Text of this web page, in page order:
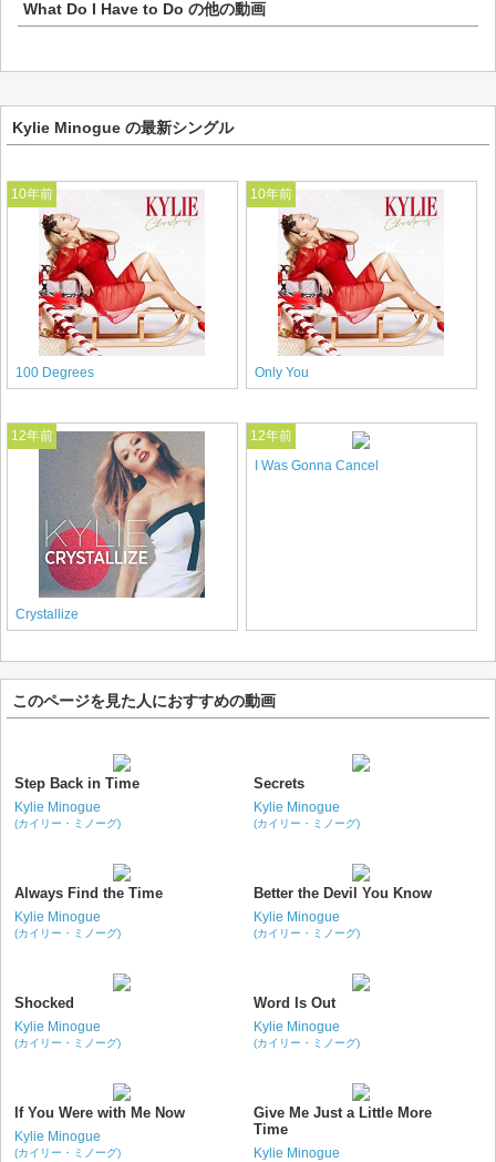
What Do I Have to Do の他の動画
Kylie Minogue の最新シングル
10年前
100 Degrees
10年前
Only You
12年前
Crystallize
12年前
I Was Gonna Cancel
このページを見た人におすすめの動画
Step Back in Time
Kylie Minogue
(カイリー・ミノーグ)
Secrets
Kylie Minogue
(カイリー・ミノーグ)
Always Find the Time
Kylie Minogue
(カイリー・ミノーグ)
Better the Devil You Know
Kylie Minogue
(カイリー・ミノーグ)
Shocked
Kylie Minogue
(カイリー・ミノーグ)
Word Is Out
Kylie Minogue
(カイリー・ミノーグ)
If You Were with Me Now
Kylie Minogue
(カイリー・ミノーグ)
Give Me Just a Little More
Time
Kylie Minogue